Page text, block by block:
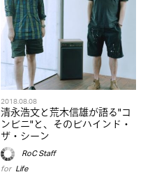
2018.08.08
清永浩文と荒木信雄が語る"コ
ンビニ"と、そのビハインド・
ザ・シーン
RoC Staff
for Life